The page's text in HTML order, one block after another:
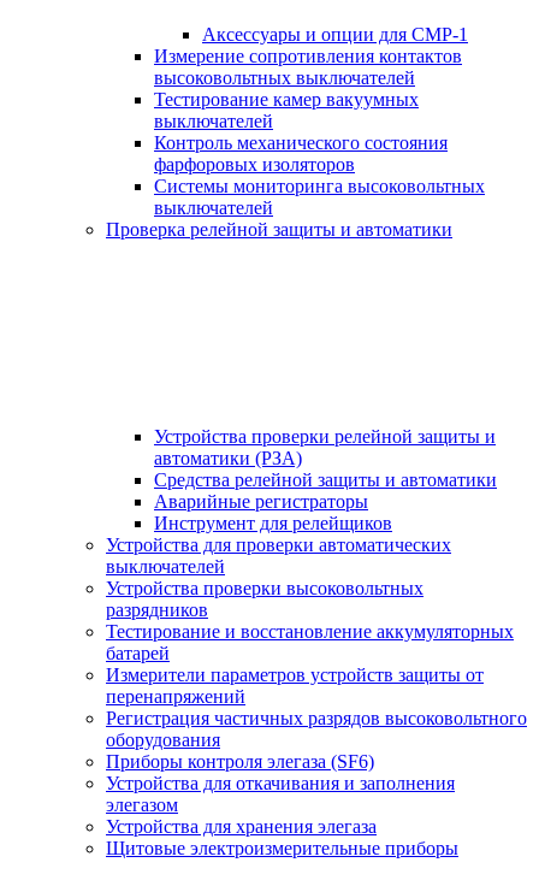
Аксессуары и опции для СМР-1
Измерение сопротивления контактов
высоковольтных выключателей
Тестирование камер вакуумных
выключателей
Контроль механического состояния
фарфоровых изоляторов
Системы мониторинга высоковольтных
выключателей
Проверка релейной защиты и автоматики
Устройства проверки релейной защиты и
автоматики (РЗА)
Средства релейной защиты и автоматики
Аварийные регистраторы
Инструмент для релейщиков
Устройства для проверки автоматических
выключателей
Устройства проверки высоковольтных
разрядников
Тестирование и восстановление аккумуляторных
батарей
Измерители параметров устройств защиты от
перенапряжений
Регистрация частичных разрядов высоковольтного
оборудования
Приборы контроля элегаза (SF6)
Устройства для откачивания и заполнения
элегазом
Устройства для хранения элегаза
Щитовые электроизмерительные приборы